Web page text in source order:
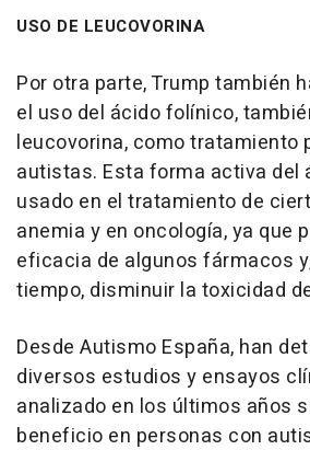
USO DE LEUCOVORINA
Por otra parte, Trump también
el uso del ácido folínico,
leucovorina, como tratamiento
autistas. Esta forma activa del
usado en el tratamiento de
anemia y en oncología, ya que
eficacia de algunos fármacos
tiempo, disminuir la toxicidad
Desde Autismo España, han
diversos estudios y ensayos
analizado en los últimos años
beneficio en personas con